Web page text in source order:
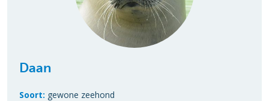
Daan
Soort: gewone zeehond